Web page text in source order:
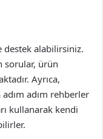
destek alabilirsiniz.
sorular, ürün
Ayrıca,
adım rehberler
kullanarak kendi